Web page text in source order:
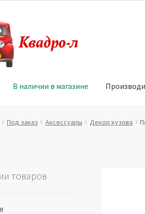
В наличии в магазине
Мой аккаунт Политика в
Под заказ Аксессуары Декор кузова
товаров